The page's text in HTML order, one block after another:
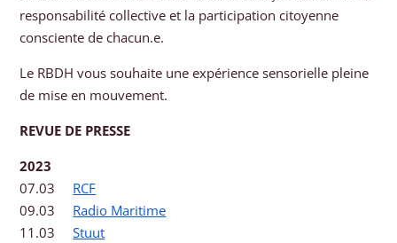
responsabilité collective et la participation citoyenne
consciente de chacun.e.
Le RBDH vous souhaite une expérience sensorielle pleine
de mise en mouvement.
REVUE DE PRESSE
2023
07.03 RCF
09.03 Radio Maritime
11.03Stuut